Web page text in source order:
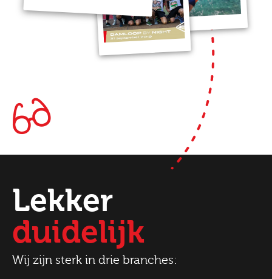
Lekker
duidelijk
Wij zijn sterk in drie branches: